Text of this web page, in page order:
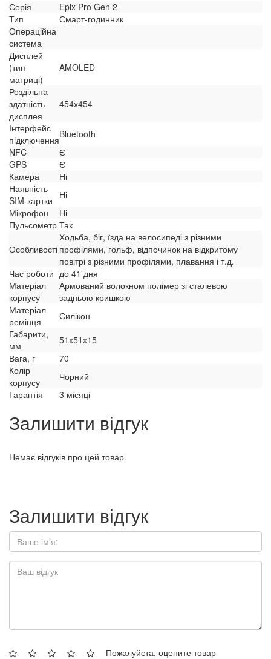
Серія
Epix Pro Gen 2
Тип
Смарт-годинник
Операційна
система
Дисплей
(тип
матриці)
AMOLED
Роздільна
здатність
дисплея
454х454
Інтерфейс
підключенняBluetooth
NFC
Є
GPS
Є
Камера
Ні
Наявність
SIM-картки
Ні
Мікрофон
Ні
Пульсометр Так
Особливості
Ходьба, біг, їзда на велосипеді з різними
профілями, гольф, відпочинок на відкритому
повітрі з різними профілями, плавання і т.д.
Час роботи до 41 дня
Матеріал
корпусу
Армований волокном полімер зі сталевою
задньою кришкою
Матеріал
ремінця
Силікон
Габарити,
мм
51x51x15
Вага, г
70
Колір
корпусу
Чорний
Гарантія
3 місяці
Залишити відгук
Немає відгуків про цей товар.
Залишити відгук
Пожалуйста, оцените товар